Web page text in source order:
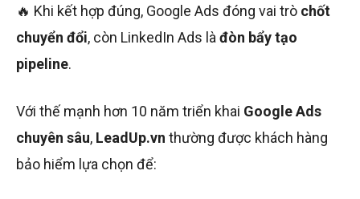
🔥 Khi kết hợp đúng, Google Ads đóng vai trò chốt
chuyển đổi, còn LinkedIn Ads là đòn bẩy tạo
pipeline.
Với thế mạnh hơn 10 năm triển khai Google Ads
chuyên sâu, LeadUp.vn thường được khách hàng
bảo hiểm lựa chọn để: